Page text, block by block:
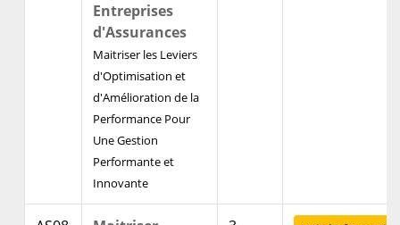
Entreprises
d'Assurances
Maitriser les Leviers
d'Optimisation et
d'Amélioration de la
Performance Pour
Une Gestion
Performante et
Innovante